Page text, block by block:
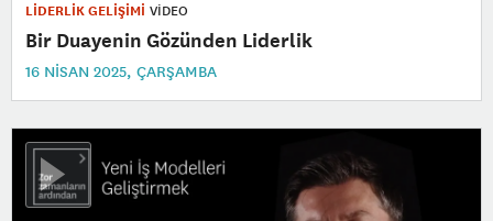
LİDERLİK GELİŞİMİ VİDEO
Bir Duayenin Gözünden Liderlik
16 NISAN 2025, ÇARŞAMBA